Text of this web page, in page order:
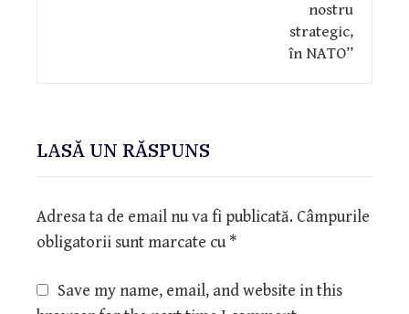
LASĂ UN RĂSPUNS
Adresa ta de email nu va fi publicată. Câmpurile
obligatorii sunt marcate cu*
Save my name, email, and website in this